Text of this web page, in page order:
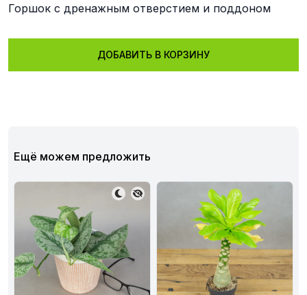
Горшок с дренажным отверстием и поддоном
ДОБАВИТЬ В КОРЗИНУ
Ещё можем предложить